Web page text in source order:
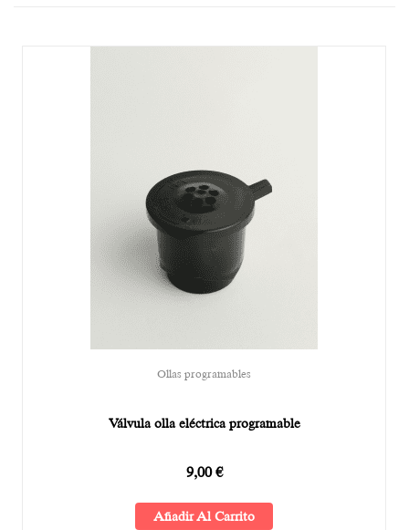
Ollas programables
Válvula olla eléctrica programable
9,00€
Añadir Al Carrito